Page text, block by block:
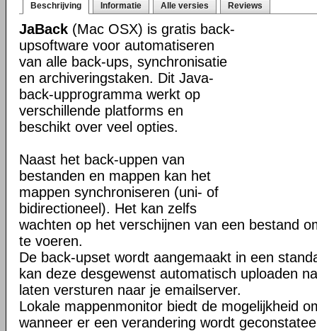
Beschrijving Informatie Alle versies Reviews
JaBack (Mac OSX) is gratis back-
upsoftware voor automatiseren
van alle back-ups, synchronisatie
en archiveringstaken. Dit Java-
back-upprogramma werkt op
verschillende platforms en
beschikt over veel opties.
Naast het back-uppen van
bestanden en mappen kan het
mappen synchroniseren (uni- of
bidirectioneel). Het kan zelfs
wachten op het verschijnen van een bestand
te voeren.
De back-upset wordt aangemaakt in een
kan deze desgewenst automatisch uploaden
laten versturen naar je emailserver.
Lokale mappenmonitor biedt de mogelijkheid
wanneer er een verandering wordt